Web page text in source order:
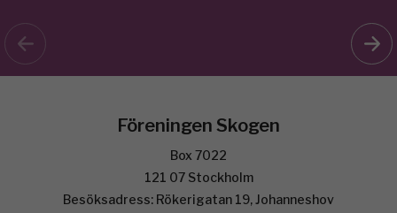
Föreningen Skogen
Box 7022
121 07 Stockholm
Besöksadress: Rökerigatan 19, Johanneshov